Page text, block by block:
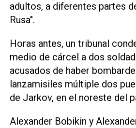
adultos, a diferentes partes
Rusa".
Horas antes, un tribunal
medio de cárcel a dos
acusados de haber
lanzamisiles múltiple dos
de Jarkov, en el noreste del
Alexander Bobikin y